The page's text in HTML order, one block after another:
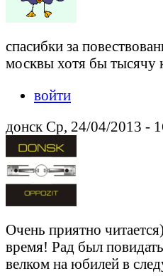
спасибки за
москвы хотя бы тысячу
войти
донск Ср, 24/04/2013 -
Очень приятно
время! Рад был
велком на юбилей в